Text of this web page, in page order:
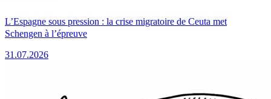
L’Espagne sous pression : la crise migratoire de Ceuta met
Schengen à l’épreuve
31.07.2026